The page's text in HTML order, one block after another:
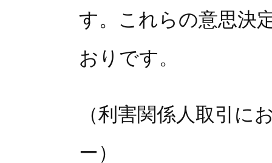
す。これらの意思決
おりです。
（利害関係人取引に
ー）